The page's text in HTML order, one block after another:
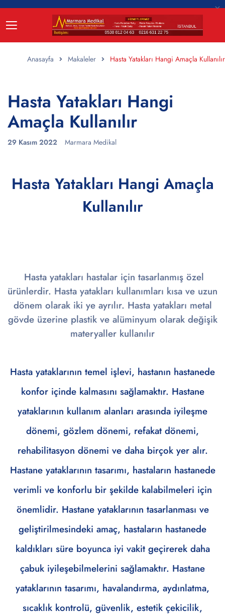
Anasayfa Makaleler Hasta Yatakları Hangi Amaçla Kullanılır
Hasta Yatakları Hangi
Amaçla Kullanılır
29 Kasım 2022 Marmara Medikal
Hasta Yatakları Hangi Amaçla
Kullanılır
Hasta yatakları hastalar için tasarlanmış özel
ürünlerdir. Hasta yatakları kullanımları kısa ve uzun
dönem olarak iki ye ayrılır. Hasta yatakları metal
gövde üzerine plastik ve alüminyum olarak değişik
materyaller kullanılır
Hasta yataklarının temel işlevi, hastanın hastanede
konfor içinde kalmasını sağlamaktır. Hastane
yataklarının kullanım alanları arasında iyileşme
dönemi, gözlem dönemi, refakat dönemi,
rehabilitasyon dönemi ve daha birçok yer alır.
Hastane yataklarının tasarımı, hastaların hastanede
verimli ve konforlu bir şekilde kalabilmeleri için
önemlidir. Hastane yataklarının tasarlanması ve
geliştirilmesindeki amaç, hastaların hastanede
kaldıkları süre boyunca iyi vakit geçirerek daha
çabuk iyileşebilmelerini sağlamaktır. Hastane
yataklarının tasarımı, havalandırma, aydınlatma,
sıcaklık kontrolü, güvenlik, estetik çekicilik,